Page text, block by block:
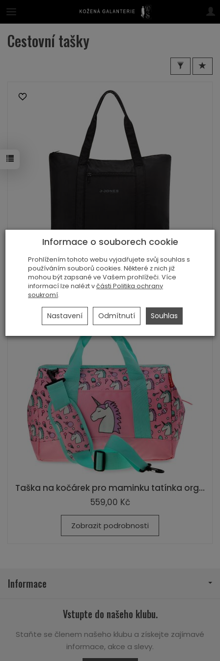
Cestovní tašky
Sportovní velká dámská kabelka jennifer ...
349,00 Kč
Zobrazit podrobnosti
Taška na kočárek pro maminku tatínka org...
559,00 Kč
Zobrazit podrobnosti
Informace
Vstupte do našeho klubu.
Staňte se členem našeho klubu a získejte zajímavé
informace, akce a slevy.
Informace o souborech cookie
Prohlížením tohoto webu vyjadřujete svůj souhlas s
používáním souborů cookies. Některé z nich již
mohou být zapsané ve Vašem prohlížeči. Více
informací lze nalézt včásti Politika ochrany
soukromí.
Nastavení Odmítnutí Souhlas